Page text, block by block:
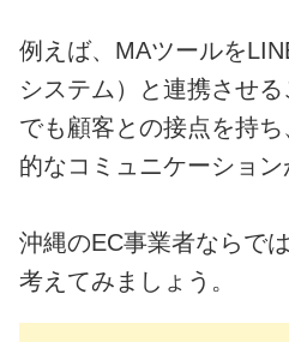
例えば、MAツールを
システム）と連携させ
でも顧客との接点を持
的なコミュニケーション
沖縄のEC事業者ならで
考えてみましょう。